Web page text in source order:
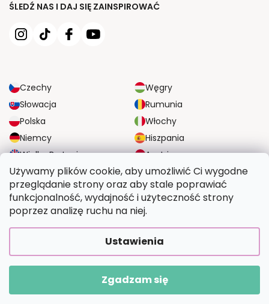
Używamy plików cookie, aby umożliwić Ci wygodne
przeglądanie strony oraz aby stale poprawiać
funkcjonalność, wydajność i użyteczność strony
poprzez analizę ruchu na niej.
Ustawienia
Zgadzam się
ŚLEDŹ NAS I DAJ SIĘ ZAINSPIROWAĆ
Czechy
Węgry
Słowacja
Rumunia
Polska
Włochy
Niemcy
Hiszpania
Wielka Brytania
Austria
NIEZAWODNE OPCJE DOSTAWY
BEZPIECZNE OPCJE PŁATNOŚCI
Opracował Shoptet Premium|UpraviloFV STUDIO
Wymalujtosam.pl. Wszystkie prawa zastrzeżone.